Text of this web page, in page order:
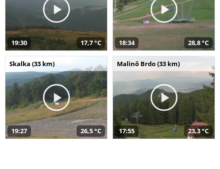
19:30 17,7 °C 18:34 28,8 °C
Skalka (33 km)
19:27 26,5 °C
Malinô Brdo (33 km)
17:55 23,3 °C